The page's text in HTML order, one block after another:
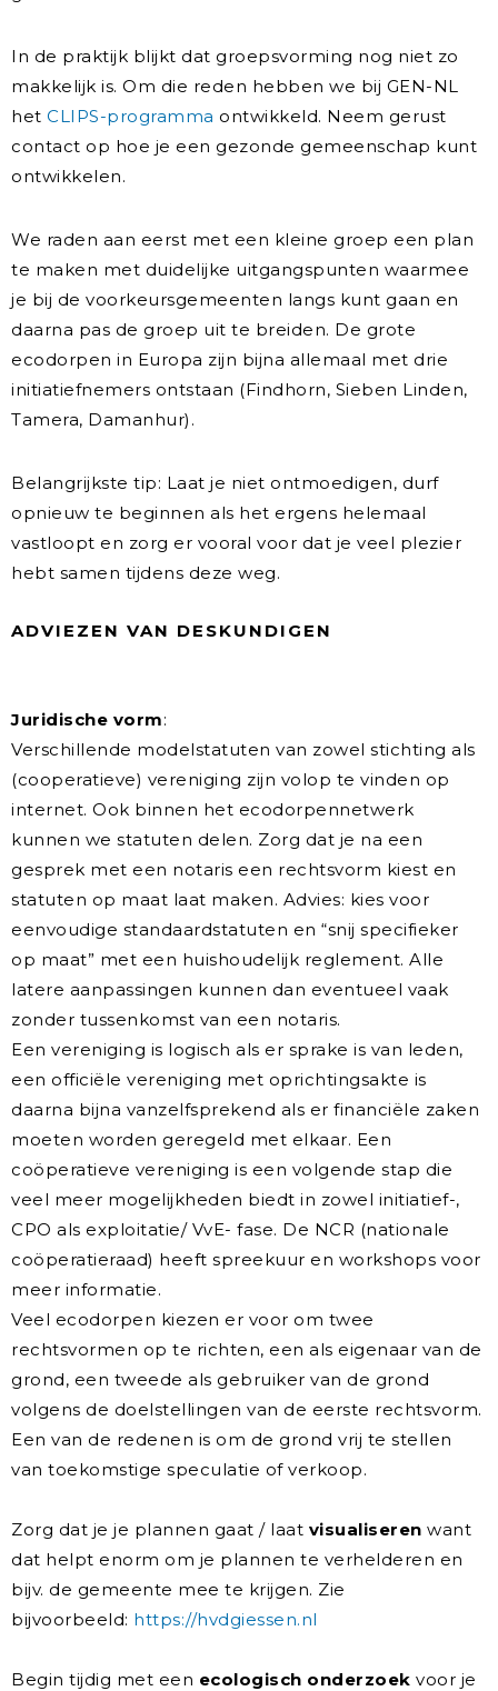
In de praktijk blijkt dat groepsvorming nog niet zo
makkelijk is. Om die reden hebben we bij GEN-NL
het CLIPS-programma ontwikkeld. Neem gerust
contact op hoe je een gezonde gemeenschap kunt
ontwikkelen.
We raden aan eerst met een kleine groep een plan
te maken met duidelijke uitgangspunten waarmee
je bij de voorkeursgemeenten langs kunt gaan en
daarna pas de groep uit te breiden. De grote
ecodorpen in Europa zijn bijna allemaal met drie
initiatiefnemers ontstaan (Findhorn, Sieben Linden,
Tamera, Damanhur).
Belangrijkste tip: Laat je niet ontmoedigen, durf
opnieuw te beginnen als het ergens helemaal
vastloopt en zorg er vooral voor dat je veel plezier
hebt samen tijdens deze weg.
ADVIEZEN VAN DESKUNDIGEN
Juridische vorm:
Verschillende modelstatuten van zowel stichting als
(cooperatieve) vereniging zijn volop te vinden op
internet. Ook binnen het ecodorpennetwerk
kunnen we statuten delen. Zorg dat je na een
gesprek met een notaris een rechtsvorm kiest en
statuten op maat laat maken. Advies: kies voor
eenvoudige standaardstatuten en “snij specifieker
op maat” met een huishoudelijk reglement. Alle
latere aanpassingen kunnen dan eventueel vaak
zonder tussenkomst van een notaris.
Een vereniging is logisch als er sprake is van leden,
een officiële vereniging met oprichtingsakte is
daarna bijna vanzelfsprekend als er financiële zaken
moeten worden geregeld met elkaar. Een
coöperatieve vereniging is een volgende stap die
veel meer mogelijkheden biedt in zowel initiatief-,
CPO als exploitatie/ VvE- fase. De NCR (nationale
coöperatieraad) heeft spreekuur en workshops voor
meer informatie.
Veel ecodorpen kiezen er voor om twee
rechtsvormen op te richten, een als eigenaar van de
grond, een tweede als gebruiker van de grond
volgens de doelstellingen van de eerste rechtsvorm.
Een van de redenen is om de grond vrij te stellen
van toekomstige speculatie of verkoop.
Zorg dat je je plannen gaat / laat visualiseren want
dat helpt enorm om je plannen te verhelderen en
bijv. de gemeente mee te krijgen. Zie
bijvoorbeeld: https://hvdgiessen.nl
Begin tijdig met een ecologisch onderzoek voor je